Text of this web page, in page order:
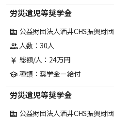
労災遺児等奨学金
corporate_fare 公益財団法人酒井CHS振興財団
group人数：30人
currency_yen 総額/人：24万円
school 種類：奨学金ー給付
労災遺児等奨学金
corporate_fare 公益財団法人酒井CHS振興財団